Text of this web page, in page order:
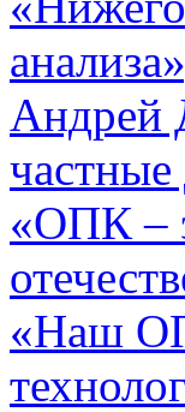
Андрей
«ОПК –
«Наш